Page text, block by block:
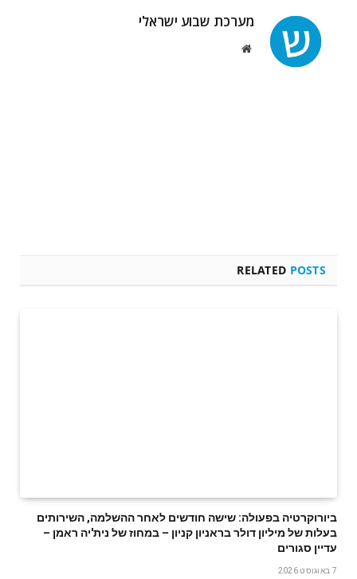
מערכת שבוע ישראלי
Website
RELATED POSTS
ביורוקרטיה בפעולה: שישה חודשים לאחר ההשלמה, השירותים
בעלות של מיליון דולר בראניון קניון – במחוז של נית'יה ראמן –
עדיין סגורים
7 באוגוסט 2026